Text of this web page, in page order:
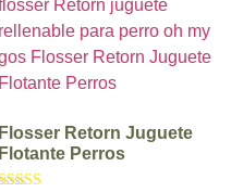
Flosser Retorn Juguete
Flotante Perros